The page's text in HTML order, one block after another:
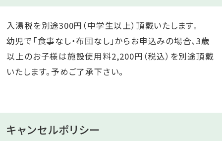
入湯税を別途300円（中学生以上）頂戴いたします。
幼児で「食事なし・布団なし」からお申込みの場合、3歳
以上のお子様は施設使用料2,200円（税込）を別途頂戴
いたします。予めご了承下さい。
キャンセルポリシー